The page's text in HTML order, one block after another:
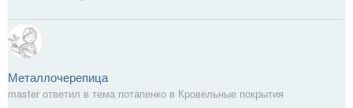
Металлочерепица
master ответил в тема потапенко в Кровельные покрытия